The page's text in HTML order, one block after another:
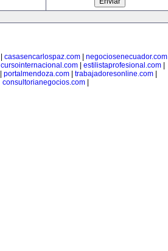
casasencarlospaz.com negociosenecuador.com
cursointernacional.com| estilistaprofesional.com|
portalmendoza.com| trabajadoresonline.com|
consultorianegocios.com